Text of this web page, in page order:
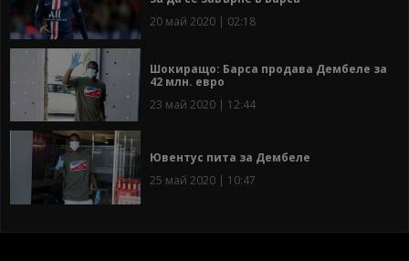
20 май 2020 | 02:18
Шокиращо: Барса продава Дембеле за
42 млн. евро
23 май 2020 | 12:44
Ювентус пита за Дембеле
25 май 2020 | 10:47